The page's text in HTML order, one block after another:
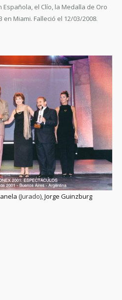
el Clío, la Medalla de Oro
en Miami. Falleció el 12/03/2008.
(Jurado), Jorge Guinzburg